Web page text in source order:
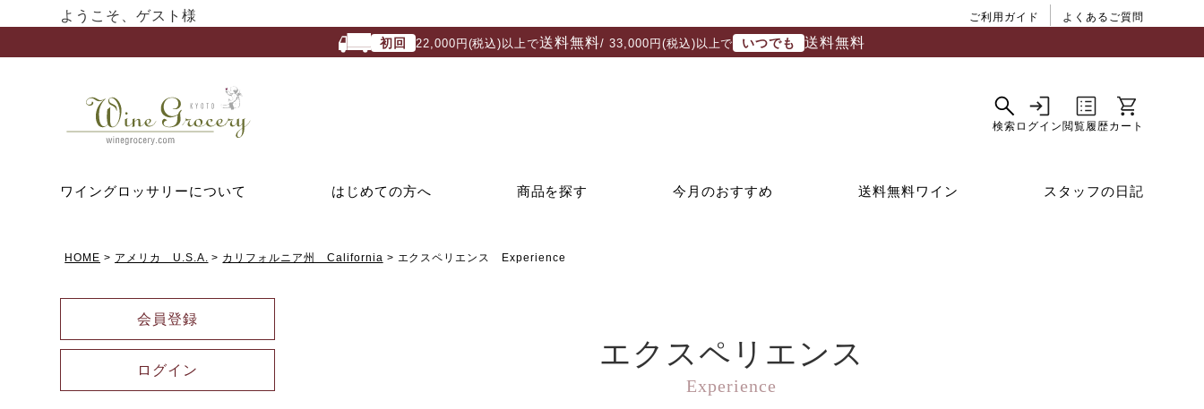
ようこそ、ゲスト様 ご利用ガイド よくあるご質問
初回 22,000円(税込)以上で送料無料/ 33,000円(税込)以上で いつでも 送料無料
ワイングロッサリーについて はじめての方へ 商品を探す 今月のおすすめ 送料無料ワイン スタッフの日記
HOME アメリカ U.S.A. カリフォルニア州 California エクスペリエンス Experience
会員登録
ログイン エクスペリエンス
Experience